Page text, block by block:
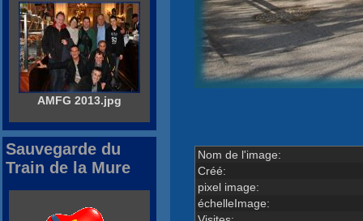
Nom de l'image:
Créé:
pixel image:
échelleImage:
AMFG 2013.jpg
Sauvegarde du
Train de la Mure